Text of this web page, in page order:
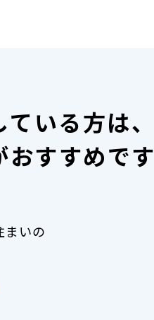
いる方は、
すすめです
まいの